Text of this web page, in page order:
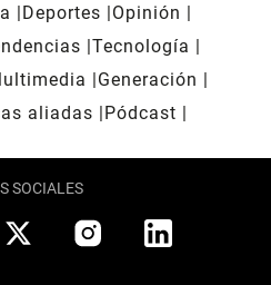
Deportes
Opinión
Tecnología
Generación
aliadas
Pódcast
SOCIALES